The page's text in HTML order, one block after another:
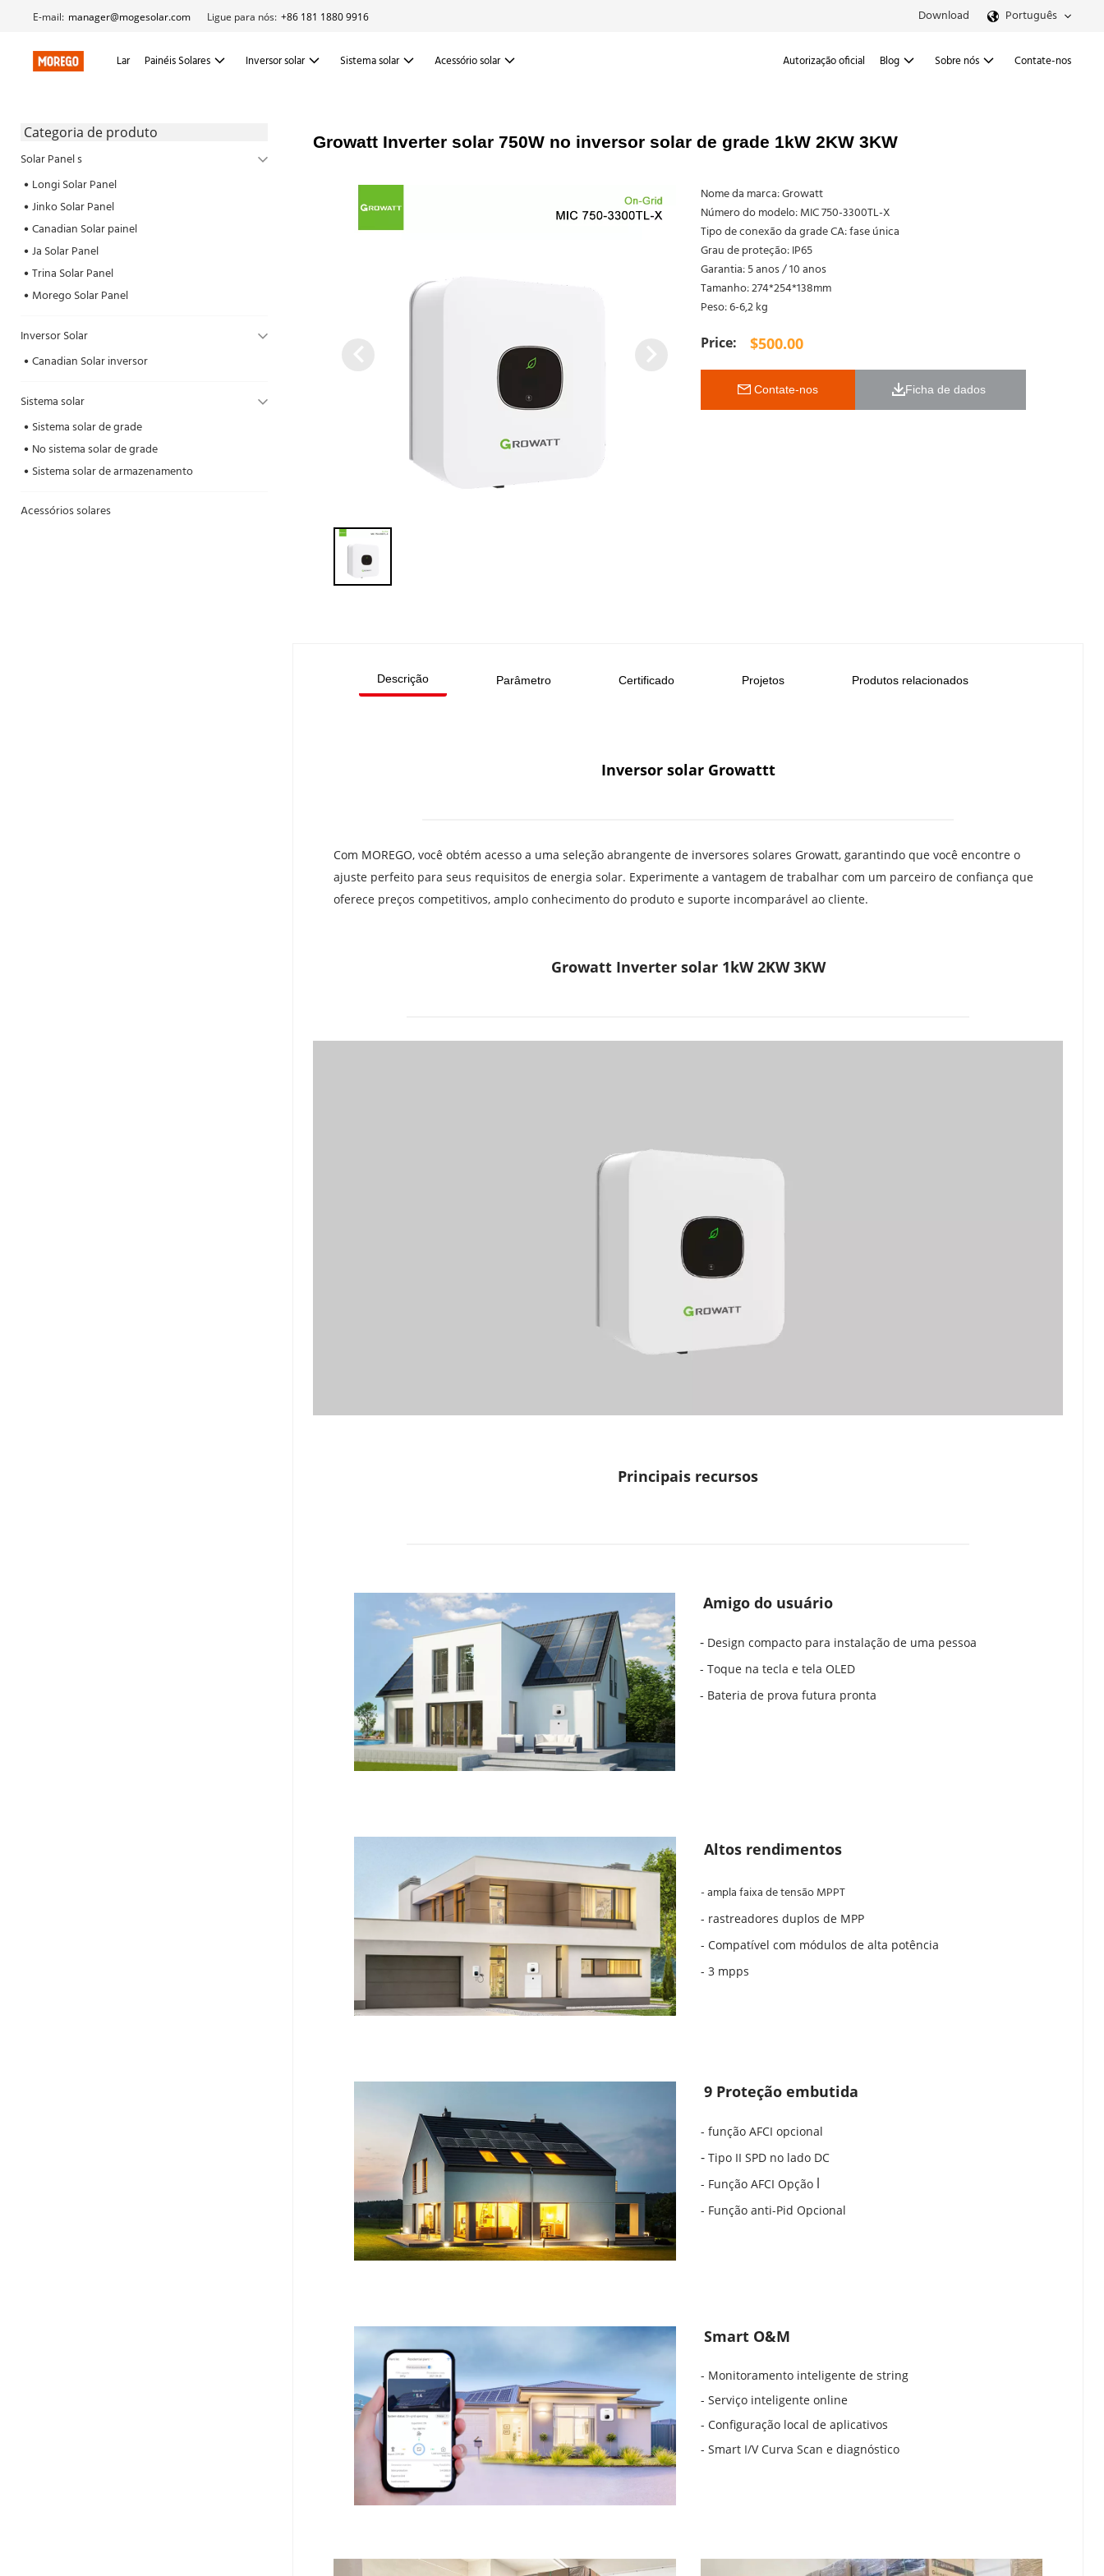
E-mail: manager@mogesolar.com Ligue para nós: +86 181 1880 9916 Download Português
Lar Painéis Solares Inversor solar Sistema solar Acessório solar Autorização oficial Blog Sobre nós Contate-nos
Categoria de produto
Solar Panel s
Longi Solar Panel
Jinko Solar Panel
Canadian Solar painel
Ja Solar Panel
Trina Solar Panel
Morego Solar Panel
Inversor Solar
Canadian Solar inversor
Sistema solar
Sistema solar de grade
No sistema solar de grade
Sistema solar de armazenamento
Acessórios solares
Growatt Inverter solar 750W no inversor solar de grade 1kW 2KW 3KW
Nome da marca: Growatt
Número do modelo: MIC 750-3300TL-X
Tipo de conexão da grade CA: fase única
Grau de proteção: IP65
Garantia: 5 anos / 10 anos
Tamanho: 274*254*138mm
Peso: 6-6,2 kg
$500.00
Contate-nos Ficha de dados
Descrição Parâmetro Certificado Projetos Produtos relacionados
Inversor solar Growattt
Com MOREGO, você obtém acesso a uma seleção abrangente de inversores solares Growatt, garantindo que você encontre o
ajuste perfeito para seus requisitos de energia solar. Experimente a vantagem de trabalhar com um parceiro de confiança que
oferece preços competitivos, amplo conhecimento do produto e suporte incomparável ao cliente.
Growatt Inverter solar 1kW 2KW 3KW
Principais recursos
Amigo do usuário
- Design compacto para instalação de uma pessoa
- Toque na tecla e tela OLED
- Bateria de prova futura pronta
Altos rendimentos
- ampla faixa de tensão MPPT
- rastreadores duplos de MPP
- Compatível com módulos de alta potência
- 3 mpps
9 Proteção embutida
- função AFCI opcional
- Tipo II SPD no lado DC
- Função AFCI Opção l
- Função anti-Pid Opcional
Smart O&M
- Monitoramento inteligente de string
- Serviço inteligente online
- Configuração local de aplicativos
- Smart I/V Curva Scan e diagnóstico